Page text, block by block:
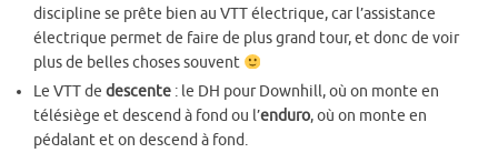
discipline se prête bien au VTT électrique, car l’assistance
électrique permet de faire de plus grand tour, et donc de voir
plus de belles choses souvent
Le VTT dedescente : le DH pour Downhill, où on monte en
télésiège et descend à fond ou l’enduro, où on monte en
pédalant et on descend à fond.